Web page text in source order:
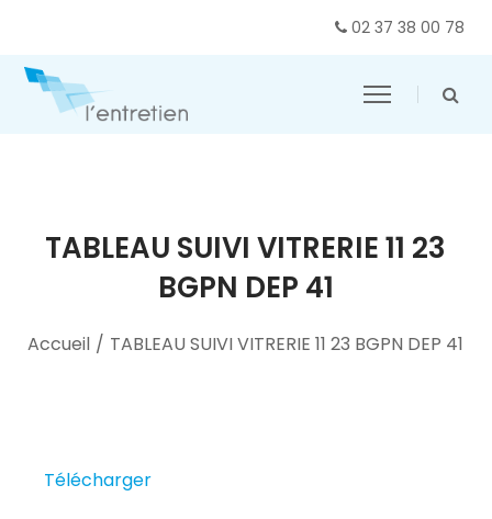
02 37 38 00 78
TABLEAU SUIVI VITRERIE 11 23
BGPN DEP 41
Accueil / TABLEAU SUIVI VITRERIE 11 23 BGPN DEP 41
Télécharger